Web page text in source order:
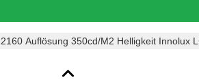
Auflösung 350cd/m2 Helligkeit Innolux